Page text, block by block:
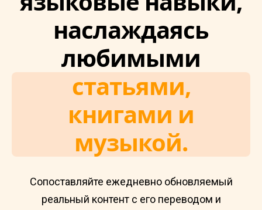
наслаждаясь
любимыми
статьями,
книгами и
музыкой.
Сопоставляйте ежедневно обновляемый
реальный контент с его переводом и